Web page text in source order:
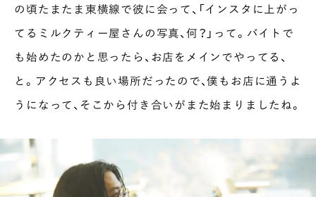
の頃たまたま東横線で彼に会って、「インスタに上がっ
てるミルクティー屋さんの写真、何？」って。バイトで
も始めたのかと思ったら、お店をメインでやってる、
と。アクセスも良い場所だったので、僕もお店に通うよ
うになって、そこから付き合いがまた始まりましたね。